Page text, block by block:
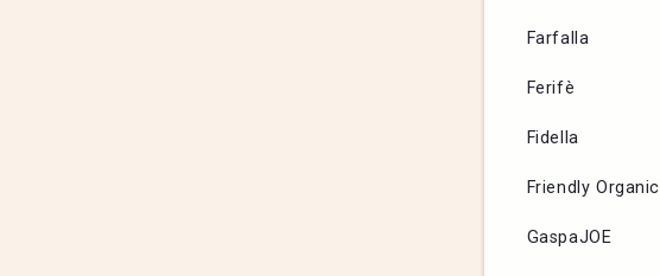
Farfalla
Ferifè
Fidella
Friendly Organic
GaspaJOE